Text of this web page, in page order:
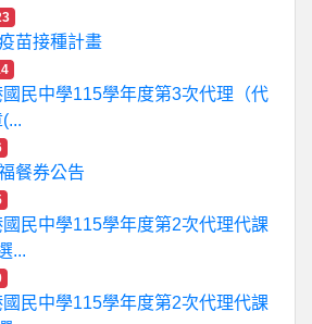
苗接種計畫
民中學115學年度第3次代理（代
餐券公告
民中學115學年度第2次代理代課
...
民中學115學年度第2次代理代課